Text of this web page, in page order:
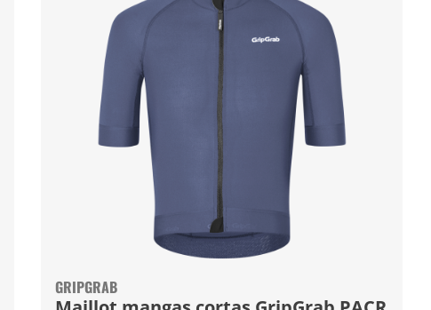
GRIPGRAB